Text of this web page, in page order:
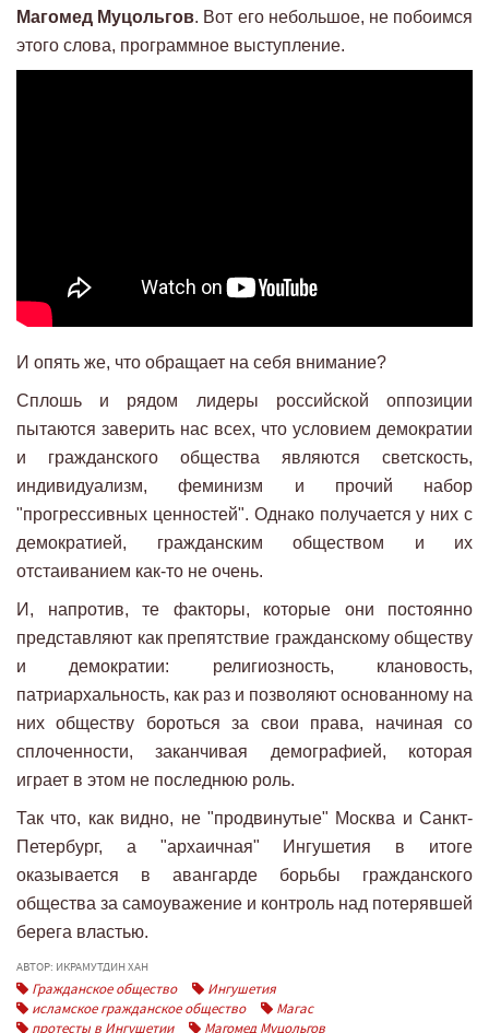
Магомед Муцольгов. Вот его небольшое, не побоимся
этого слова, программное выступление.
И опять же, что обращает на себя внимание?
Сплошь и рядом лидеры российской оппозиции
пытаются заверить нас всех, что условием демократии
и гражданского общества являются светскость,
индивидуализм, феминизм и прочий набор
"прогрессивных ценностей". Однако получается у них с
демократией, гражданским обществом и их
отстаиванием как-то не очень.
И, напротив, те факторы, которые они постоянно
представляют как препятствие гражданскому обществу
и демократии: религиозность, клановость,
патриархальность, как раз и позволяют основанному на
них обществу бороться за свои права, начиная со
сплоченности, заканчивая демографией, которая
играет в этом не последнюю роль.
Так что, как видно, не "продвинутые" Москва и Санкт-
Петербург, а "архаичная" Ингушетия в итоге
оказывается в авангарде борьбы гражданского
общества за самоуважение и контроль над потерявшей
берега властью.
АВТОР: ИКРАМУТДИН ХАН
Гражданское общество
Ингушетия
исламское гражданское общество
Магас
протесты в Ингушетии
Магомед Муцольгов